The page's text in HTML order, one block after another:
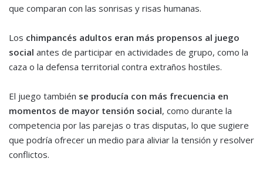
que comparan con las sonrisas y risas humanas.
Los chimpancés adultos eran más propensos al juego
social antes de participar en actividades de grupo, como la
caza o la defensa territorial contra extraños hostiles.
El juego también se producía con más frecuencia en
momentos de mayor tensión social, como durante la
competencia por las parejas o tras disputas, lo que sugiere
que podría ofrecer un medio para aliviar la tensión y resolver
conflictos.